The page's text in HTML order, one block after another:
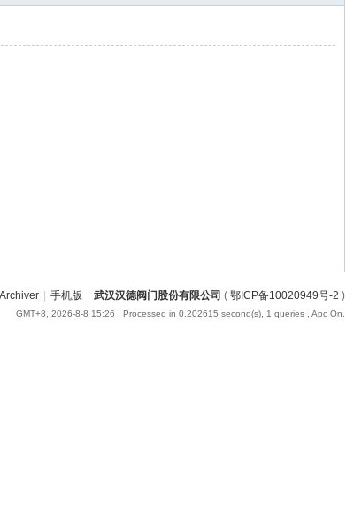
Archiver | 手机版 | 武汉汉德阀门股份有限公司 ( 鄂ICP备10020949号-2 )
GMT+8, 2026-8-8 15:26 , Processed in 0.202615 second(s), 1 queries , Apc On.